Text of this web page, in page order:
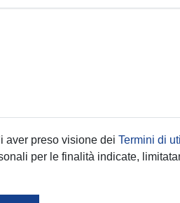
aver preso visione dei Termini di
per le finalità indicate,